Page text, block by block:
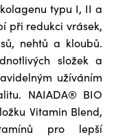
typu I, II a
při redukci vrásek,
nehtů a kloubů.
složek a
užíváním
NAIADA® BIO
Vitamin Blend,
pro lepší